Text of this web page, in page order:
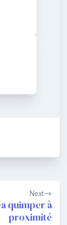
Next
quimper à
proximité